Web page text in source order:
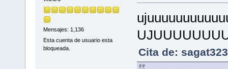
Mensajes: 1,136
Esta cuenta de usuario esta
bloqueada.
Cita de: